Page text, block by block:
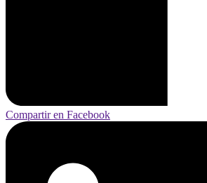
Compartir en Facebook